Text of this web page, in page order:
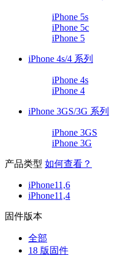
iPhone 5s
iPhone 5c
iPhone 5
iPhone 4s/4 系列
iPhone 4s
iPhone 4
iPhone 3GS/3G 系列
iPhone 3GS
iPhone 3G
产品类型 如何查看？
iPhone11,6
iPhone11,4
固件版本
全部
18 版固件